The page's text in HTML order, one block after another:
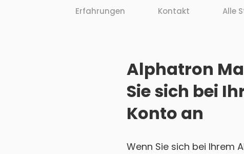
Erfahrungen Kontakt Alle
Alphatron
Sie sich bei
Konto an
Wenn Sie sich bei Ihrem